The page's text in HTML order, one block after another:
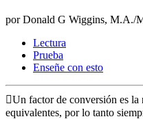
por Donald G Wiggins, M.A./
Lectura
Prueba
Enseñe con esto
Un factor de conversión es la
equivalentes, por lo tanto